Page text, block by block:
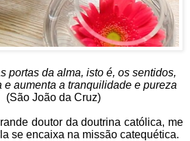
portas da alma, isto é, os sentidos,
e aumenta a tranquilidade e pureza
(São João da Cruz)
doutor da doutrina católica, me
se encaixa na missão catequética.